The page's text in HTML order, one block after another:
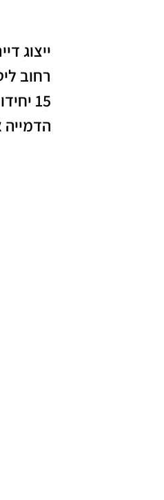
ייצוג
רחוב
15 יחידות
הדמייה